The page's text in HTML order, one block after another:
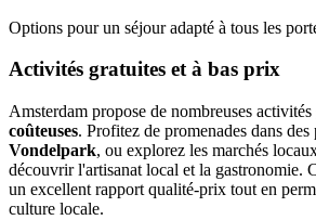
Options pour un séjour adapté à tous les
Activités gratuites et à bas prix
Amsterdam propose de nombreuses activités
coûteuses. Profitez de promenades dans des
Vondelpark, ou explorez les marchés
découvrir l'artisanat local et la gastronomie.
un excellent rapport qualité-prix tout en
culture locale.